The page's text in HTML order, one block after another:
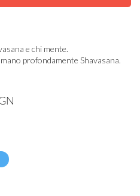
e chi mente.
profondamente Shavasana.